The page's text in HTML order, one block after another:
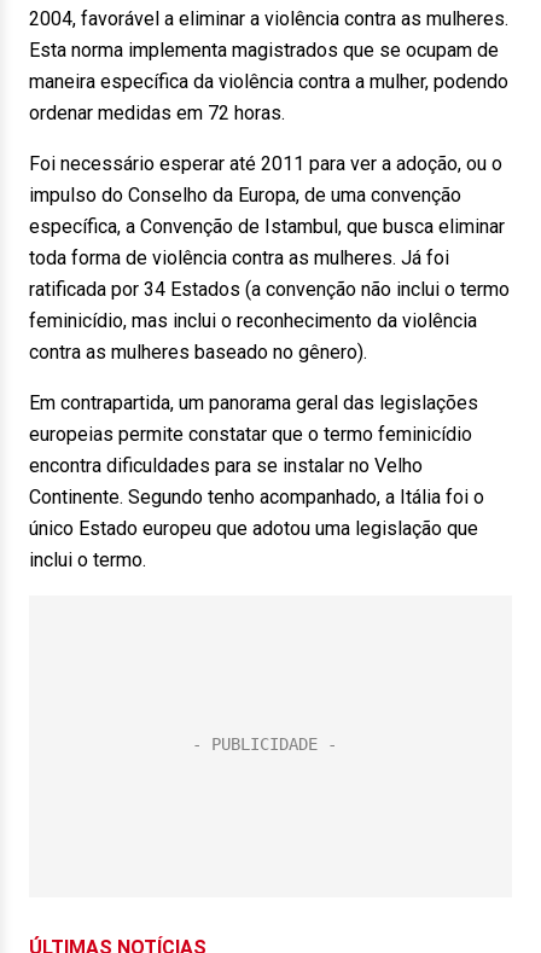
2004, favorável a eliminar a violência contra as mulheres.
Esta norma implementa magistrados que se ocupam de
maneira específica da violência contra a mulher, podendo
ordenar medidas em 72 horas.
Foi necessário esperar até 2011 para ver a adoção, ou o
impulso do Conselho da Europa, de uma convenção
específica, a Convenção de Istambul, que busca eliminar
toda forma de violência contra as mulheres. Já foi
ratificada por 34 Estados (a convenção não inclui o termo
feminicídio, mas inclui o reconhecimento da violência
contra as mulheres baseado no gênero).
Em contrapartida, um panorama geral das legislações
europeias permite constatar que o termo feminicídio
encontra dificuldades para se instalar no Velho
Continente. Segundo tenho acompanhado, a Itália foi o
único Estado europeu que adotou uma legislação que
inclui o termo.